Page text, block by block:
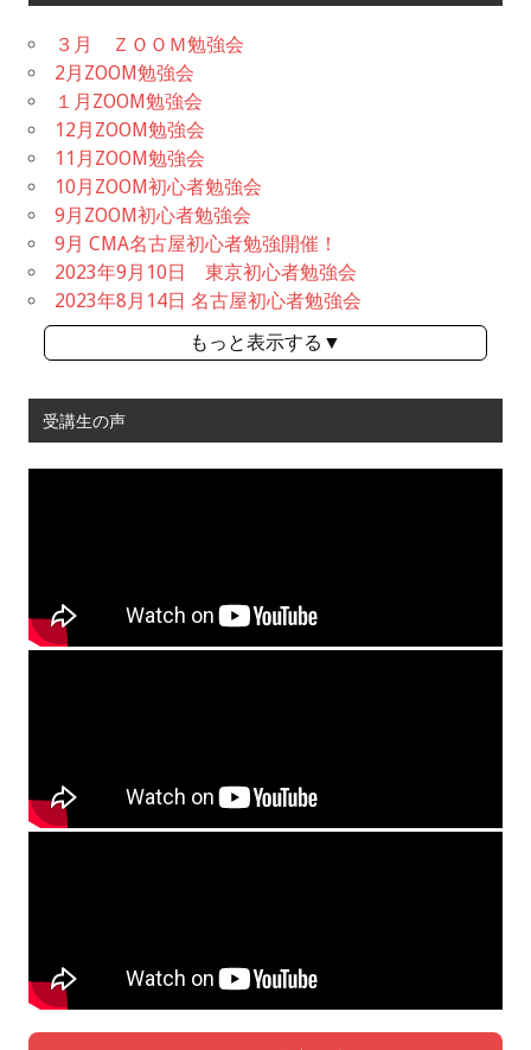
３月 ＺＯＯＭ勉強会
2月ZOOM勉強会
１月ZOOM勉強会
12月ZOOM勉強会
11月ZOOM勉強会
10月ZOOM初心者勉強会
9月ZOOM初心者勉強会
9月 CMA名古屋初心者勉強開催！
2023年9月10日 東京初心者勉強会
2023年8月14日 名古屋初心者勉強会
もっと表示する▼
受講生の声